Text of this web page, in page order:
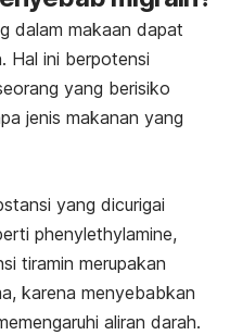
dalam makaan dapat
Hal ini berpotensi
yang berisiko
jenis makanan yang
yang dicurigai
phenylethylamine,
tiramin merupakan
karena menyebabkan
aliran darah.